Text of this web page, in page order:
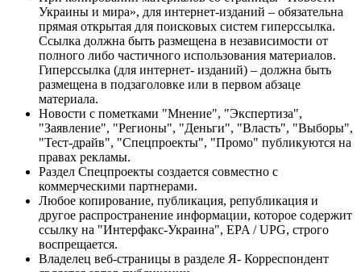
Украины и мира», для интернет-изданий – обязательна
прямая открытая для поисковых систем гиперссылка.
Ссылка должна быть размещена в независимости от
полного либо частичного использования материалов.
Гиперссылка (для интернет- изданий) – должна быть
размещена в подзаголовке или в первом абзаце
материала.
Новости с пометками "Мнение", "Экспертиза",
"Заявление", "Регионы", "Деньги", "Власть", "Выборы",
"Тест-драйв", "Спецпроекты", "Промо" публикуются на
правах рекламы.
Раздел Спецпроекты создается совместно с
коммерческими партнерами.
Любое копирование, публикация, републикация и
другое распространение информации, которое содержит
ссылку на "Интерфакс-Украина", EPA / UPG, строго
воспрещается.
Владелец веб-страницы в разделе Я- Корреспондент